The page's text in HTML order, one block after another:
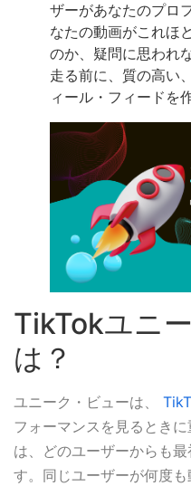
ザーがあなたのプロ
なたの動画がこれほ
のか、疑問に思われ
走る前に、質の高い
ィール・フィードを
TikTokユニ
は？
ユニーク・ビューは、
フォーマンスを見るとき
は、どのユーザーからも
す。同じユーザーが何度